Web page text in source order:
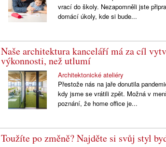
vrací do školy. Nezapomněli jste
domácí úkoly, kde si bude...
Naše architektura kanceláří má za cíl
výkonnosti, než utlumí
Architektonické ateliéry
Přestože nás na jaře donutila
kdy jsme se vrátili zpět. Možná v
poznání, že home office je...
Toužíte po změně? Najděte si svůj styl